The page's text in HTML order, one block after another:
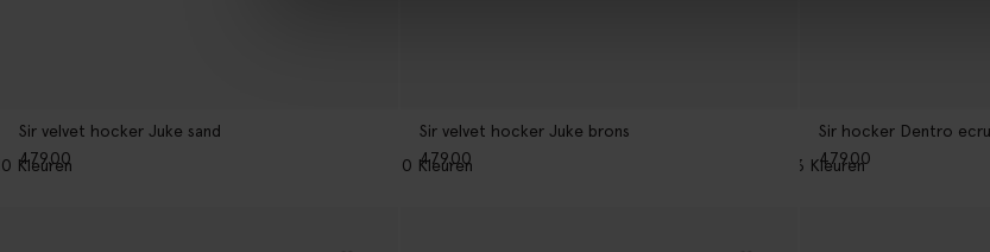
Sir velvet hocker Juke sand
479.00
Kleuren
Sir velvet hocker Juke brons
479.00
10 Kleuren
Sir hocker Dentro ecru
479.00
3 Kleuren